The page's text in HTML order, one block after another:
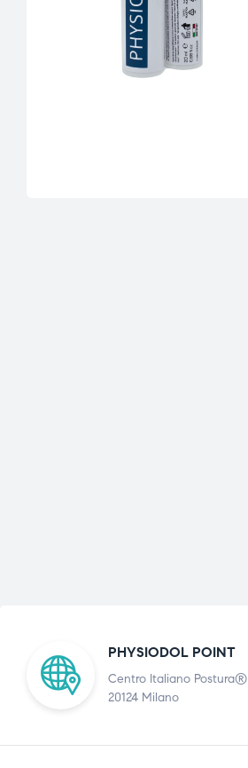
PHYSIODOL POINT
Centro Italiano
20124 Milano